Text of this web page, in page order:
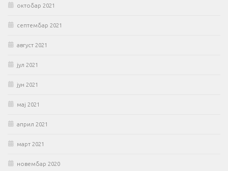
октобар 2021
септембар 2021
август 2021
јул 2021
јун 2021
мај 2021
април 2021
март 2021
новембар 2020